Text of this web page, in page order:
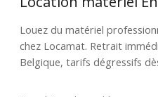
Louez du matériel
chez Locamat. Retrait
Belgique, tarifs dégressifs